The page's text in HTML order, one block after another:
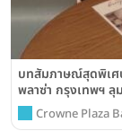
บทสัมภาษณ์สุดพิเศ
พลาซ่า กรุงเทพฯ
Park)Crowne Plaza